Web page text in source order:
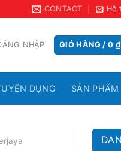
CONTACT Hỗ
NHẬP GIỎ HÀNG /0 ₫
DỤNG SẢN PHẨM